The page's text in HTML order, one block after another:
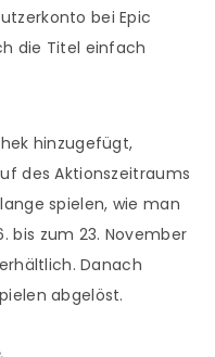
bei Epic
die Titel einfach
hinzugefügt,
des Aktionszeitraums
spielen, wie man
bis zum 23. November
Danach
abgelöst.